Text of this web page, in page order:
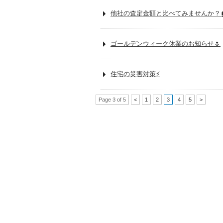
他社の査定金額と比べてみませんか？
ゴールデンウィーク休業のお知らせ🌷
住宅の災害対策⚡
Page 3 of 5 < 1 2 3 4 5 >